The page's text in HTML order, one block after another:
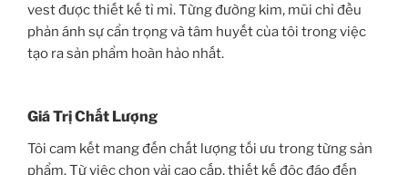
vest được thiết kế tỉ mỉ. Từng đường kim, mũi chỉ đều
phản ánh sự cẩn trọng và tâm huyết của tôi trong việc
tạo ra sản phẩm hoàn hảo nhất.
Giá Trị Chất Lượng
Tôi cam kết mang đến chất lượng tối ưu trong từng sản
phẩm. Từ việc chọn vải cao cấp, thiết kế độc đáo đến